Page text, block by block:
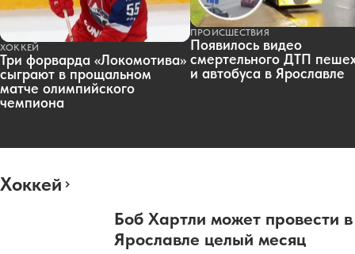
ХОККЕЙ
Три форварда «Локомотива»
сыграют в прощальном
матче олимпийского
чемпиона
ПРОИСШЕСТВИЯ
Появилось видео
смертельного ДТП
и автобуса в Ярославле
Хоккей
Боб Хартли может провести в
Ярославле целый месяц